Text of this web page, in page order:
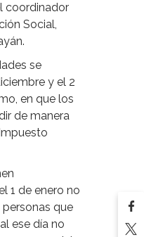
coordinador
Social,
se
y el 2
en que los
de manera
1 de enero no
que
ese día no